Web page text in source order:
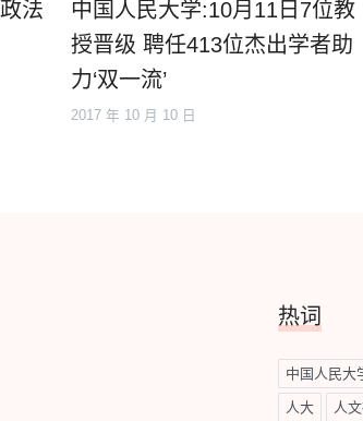
法
中国人民大学:10月11日7位教
授晋级 聘任413位杰出学者助
力‘双一流’
2017 年 10 月 10 日
热词
中国人民大
人大 人